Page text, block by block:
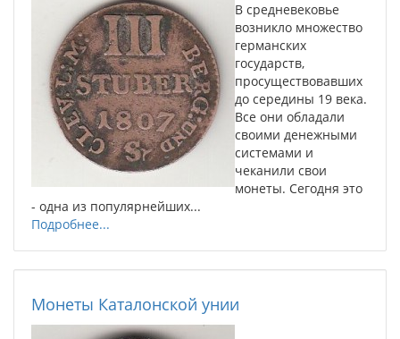
В средневековье
возникло множество
германских
государств,
просуществовавших
до середины 19 века.
Все они обладали
своими денежными
системами и
чеканили свои
монеты. Сегодня это
- одна из популярнейших...
Подробнее...
Монеты Каталонской унии